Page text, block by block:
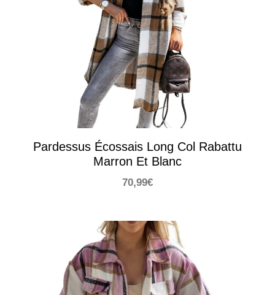
Pardessus Écossais Long Col Rabattu
Marron Et Blanc
70,99€